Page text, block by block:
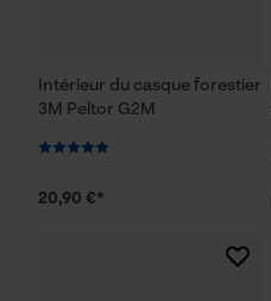
Intérieur du casque forestier
3M Peltor G2M
20,90 €*